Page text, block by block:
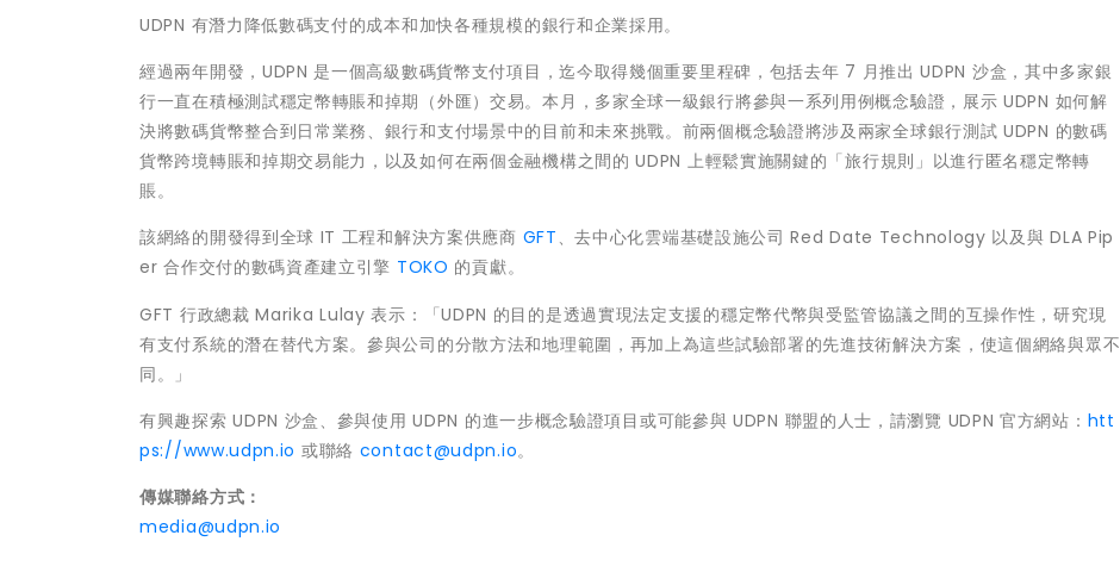
UDPN 有潛力降低數碼支付的成本和加快各種規模的銀行和企業採用。
經過兩年開發，UDPN 是一個高級數碼貨幣支付項目，迄今取得幾個重要里程碑，包括去年 7 月推出 UDPN 沙盒，其中多家銀
行一直在積極測試穩定幣轉賬和掉期（外匯）交易。本月，多家全球一級銀行將參與一系列用例概念驗證，展示 UDPN 如何解
決將數碼貨幣整合到日常業務、銀行和支付場景中的目前和未來挑戰。前兩個概念驗證將涉及兩家全球銀行測試 UDPN 的數碼
貨幣跨境轉賬和掉期交易能力，以及如何在兩個金融機構之間的 UDPN 上輕鬆實施關鍵的「旅行規則」以進行匿名穩定幣轉
賬。
該網絡的開發得到全球 IT 工程和解決方案供應商 GFT 、去中心化雲端基礎設施公司 Red Date Technology 以及與 DLA Pip
er 合作交付的數碼資產建立引擎 TOKO 的貢獻。
GFT 行政總裁Marika Lulay 表示：「UDPN 的目的是透過實現法定支援的穩定幣代幣與受監管協議之間的互操作性，研究現
有支付系統的潛在替代方案。參與公司的分散方法和地理範圍，再加上為這些試驗部署的先進技術解決方案，使這個網絡與眾不
同。」
有興趣探索 UDPN 沙盒、參與使用 UDPN 的進一步概念驗證項目或可能參與 UDPN 聯盟的人士，請瀏覽 UDPN 官方網站： htt
ps://www.udpn.io 或聯絡 contact@udpn.io。
傳媒聯絡方式：
media@udpn.io